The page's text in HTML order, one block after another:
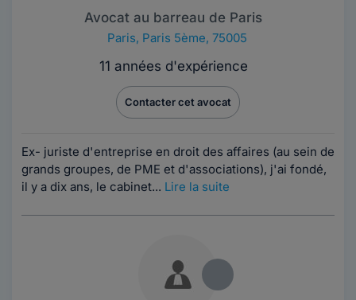
Avocat au barreau de Paris
Paris, Paris 5ème, 75005
11 années d'expérience
Contacter cet avocat
Ex- juriste d'entreprise en droit des affaires (au sein de
grands groupes, de PME et d'associations), j'ai fondé,
il y a dix ans, le cabinet... Lire la suite